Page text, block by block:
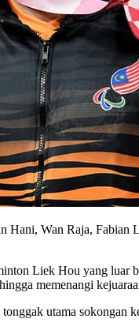
Hani, Wan Raja,
Liek Hou yang luar
memenangi
utama sokongan